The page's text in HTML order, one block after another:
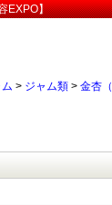
EXPO】
> ジャム類 > 金杏